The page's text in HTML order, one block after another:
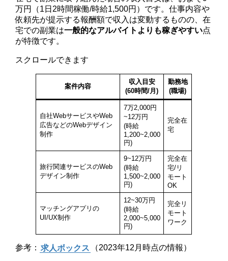
万円（1日2時間稼働/時給1,500円）です。仕事内容や
依頼先が提示する報酬額で収入は変動するものの、在
宅での副業は一般的なアルバイトよりも稼ぎやすい点
が特徴です。
スクロールできます
案件内容
収入目安
(60時間/月)
勤務地
(職場)
自社WebサービスやWeb
広告などのWebデザイン
制作
7万2,000円
~12万円
(時給
1,200~2,000
円)
完全在
宅
旅行関連サービスのWeb
デザイン制作
9~12万円
(時給
1,500~2,000
円)
完全在
宅/リ
モート
OK
マッチングアプリの
UI/UX制作
12~30万円
(時給
2,000~5,000
円)
完全リ
モート
ワーク
参考： 求人ボックス （2023年12月時点の情報）